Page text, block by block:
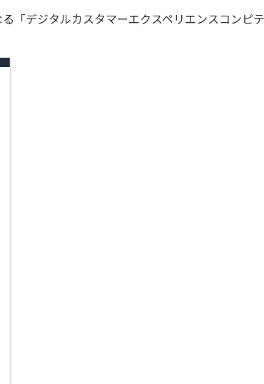
「デジタルカスタマーエクスペリエンスコンピ